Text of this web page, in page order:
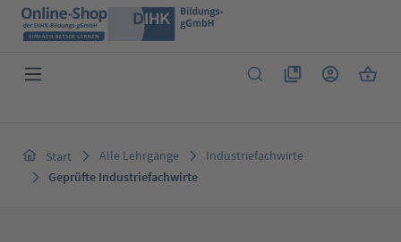
Zum Hauptinhalt springen
Du hast 0 Produkte
Start Alle Lehrgänge
Industriefachwirte
Geprüfte Industriefachwirte